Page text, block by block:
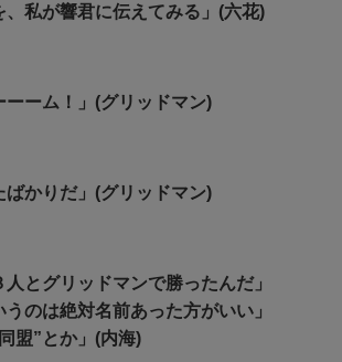
、私が響君に伝えてみる」(六花)
ーーム！」(グリッドマン)
ばかりだ」(グリッドマン)
とグリッドマンで勝ったんだ」
のは絶対名前あった方がいい」
盟”とか」(内海)